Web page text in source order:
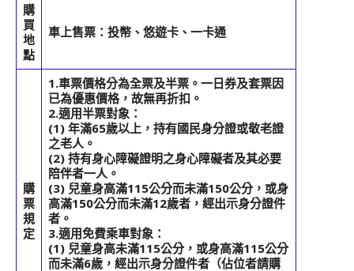
購
買
地
點
車上售票：投幣、悠遊卡、一卡通
購
票
規
定
1.車票價格分為全票及半票。一日券及套票因
已為優惠價格，故無再折扣。
2.適用半票對象：
(1) 年滿65歲以上，持有國民身分證或敬老證
之老人。
(2) 持有身心障礙證明之身心障礙者及其必要
陪伴者一人。
(3) 兒童身高滿115公分而未滿150公分，或身
高滿150公分而未滿12歲者，經出示身分證件
者。
3.適用免費乘車對象：
(1) 兒童身高未滿115公分，或身高滿115公分
而未滿6歲，經出示身分證件者（佔位者請購